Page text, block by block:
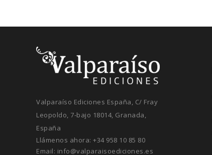
Valparaíso Ediciones España, C/ Fray
Leopoldo, 7-bajo 18014, Granada,
España
Llámenos ahora: +34 958 10 85 80
Email: info@valparaisoediciones.es